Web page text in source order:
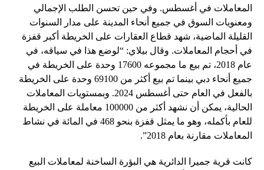
المعاملات في أغسطس. وفي حين تحسن الطلب الإجمالي
ومعنويات السوق في جميع أنحاء المدينة على مدار السنوات
القليلة الماضية، شهد قطاع العقارات على الخريطة أكبر قفزة
في أحجام المعاملات. وقال بيلاي: “لوضع هذا في سياقه، في
عام 2018، تم بيع ما مجموعه 17600 وحدة على الخريطة في
جميع أنحاء دبي بينما تم بيع أكثر من 69100 وحدة على الخريطة
بالفعل في العام حتى أغسطس 2024. وبمستويات المعاملات
الحالية، يمكن أن نشهد أكثر من 100000 معاملة على الخريطة
للعام بأكمله، وهو ما يمثل قفزة بنحو 468 في المائة في نشاط
المعاملات مقارنة بعام 2018”.
كانت قرية جميرا الدائرية هي البؤرة الساخنة لمعاملات البيع